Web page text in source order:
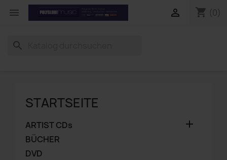
 shopping_cart (0)

search
STARTSEITE
ARTIST CDs 
BÜCHER
DVD